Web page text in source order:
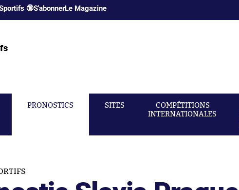
🔞S'abonnerLe Magazine
PRONOSTICS SITES
COMPÉTITIONS
INTERNATIONALES